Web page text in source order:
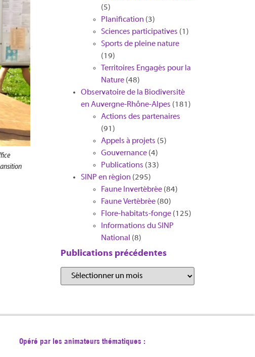
(5)
Planification (3)
Sciences participatives (1)
Sports de pleine nature
(19)
Territoires Engagés pour la
Nature(48)
Observatoire de la Biodiversité
en Auvergne-Rhône-Alpes (181)
Actions des partenaires
(91)
Appels à projets (5)
Gouvernance(4)
Publications (33)
SINP en région (295)
Faune Invertébrée(84)
Faune Vertébrée(80)
Flore-habitats-fonge(125)
Informations du SINP
National (8)
Publications précédentes
Opéré par les animateurs thématiques :